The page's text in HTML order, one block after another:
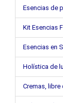
Esencias de
Kit Esencias
Esencias en
Holística de
Cremas,